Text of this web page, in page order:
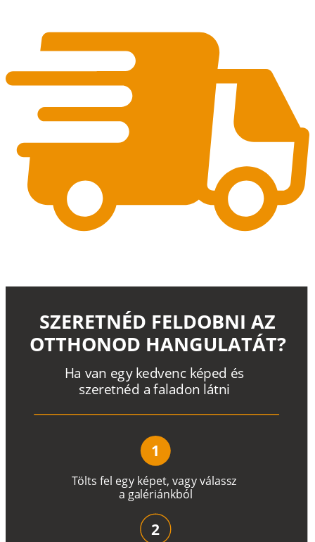
Tölts fel egy képet, vagyválassz
a galériánkból
Ha van egy kedvenc képed és
szeretnéd a faladon látni
SZERETNÉD FELDOBNI AZ
OTTHONOD HANGULATÁT?
1
2